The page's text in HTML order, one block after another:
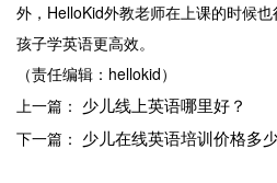
外，HelloKid外教老师在上课的时候
孩子学英语更高效。
（责任编辑：hellokid）
上一篇： 少儿线上英语哪里好？
下一篇： 少儿在线英语培训价格多